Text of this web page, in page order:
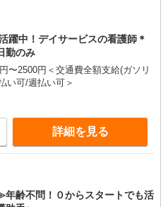
躍中！デイサービスの看護師＊
勤のみ
〜2500円＜交通費全額支給(ガソリ
い可/週払い可＞
詳細を見る
齢不問！０からスタートでも活